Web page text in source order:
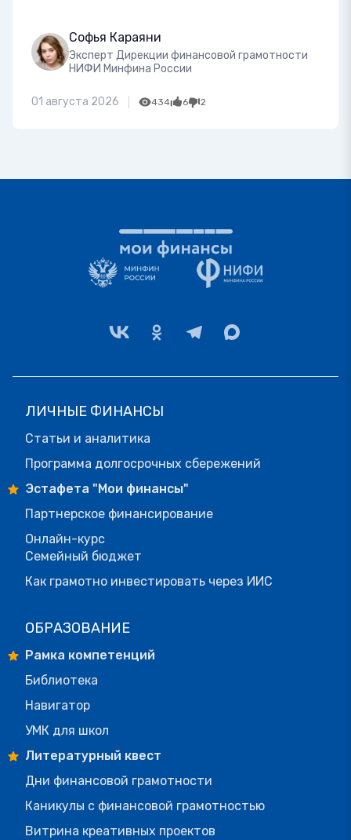
Софья Караяни
Эксперт Дирекции финансовой грамотности
НИФИ Минфина России
01 августа 2026 434 6 2
ЛИЧНЫЕ ФИНАНСЫ
Статьи и аналитика
Программа долгосрочных сбережений
Эстафета "Мои финансы"
Партнерское финансирование
Онлайн-курс
Семейный бюджет
Как грамотно инвестировать через ИИС
ОБРАЗОВАНИЕ
Рамка компетенций
Библиотека
Навигатор
УМК для школ
Литературный квест
Дни финансовой грамотности
Каникулы с финансовой грамотностью
Витрина креативных проектов